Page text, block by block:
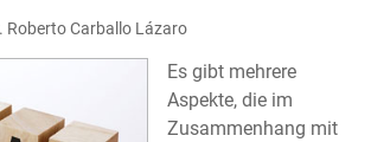
Roberto Carballo Lázaro
Es gibt mehrere
Aspekte, die im
Zusammenhang mit